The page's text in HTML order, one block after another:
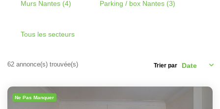
Nous Rejoindre
Nos Actualités
Murs Nantes (4) Parking / box Nantes (3)
Tous les secteurs
62 annonce(s) trouvée(s) Trier par
Ne Pas Manquer